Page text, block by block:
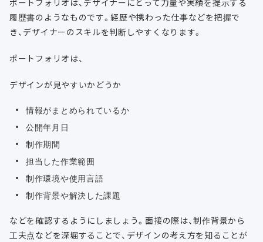
ポートフォリオは、デザイナーにとって力量や実績を提示する
履歴書のようなものです。経歴や携わった仕事などを把握で
き、デザイナーのスキルを判断しやすくなります。
ポートフォリオは、
デザインが見やすいかどうか
情報がまとめられているか
公開年月日
制作期間
担当した作業範囲
制作環境や使用言語
制作背景や解決した課題
などを確認するようにしましょう。面接の際は、制作背景から
工夫点などを深堀することで、デザインの考え方を知ることが